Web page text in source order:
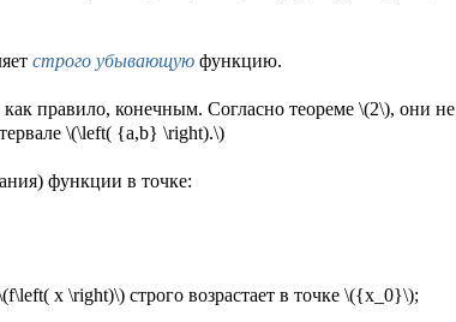
строго убывающую функцию.
правило, конечным. Согласно теореме \(2\), они не
\(\left( {a,b} \right).\)
функции в точке:
x \right)\) строго возрастает в точке \({x_0}\);